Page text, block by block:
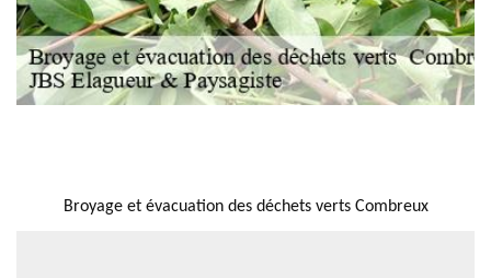
Broyage et évacuation des déchets verts Combreux